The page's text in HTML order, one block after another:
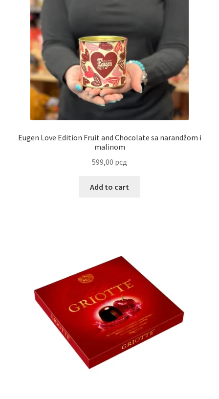
Uredjenje doma
Eugen Love Edition Fruit and Chocolate sa narandžom i
malinom
599,00 рсд
Add to cart